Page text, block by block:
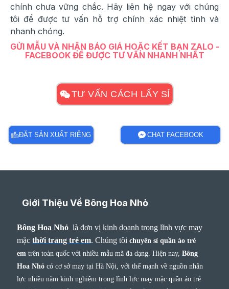
chính chưa vững chắc. Hãy liên hệ ngay với chúng
tôi để được tư vấn hỗ trợ chính xác nhiệt tình và
nhanh chóng.
GỬI MẪU VÀ NHẬN BÁO GIÁ HOẶC KẾT BẠN ZALO -
FACEBOOK ĐỂ ĐƯỢC TƯ VẤN NHANH NHẤT
TƯ VẤN CÁCH LẤY SỈ
ĐẶT SẢN XUẤT RIÊNG CHAT FACEBOOK
Giới Thiệu Về Bông Hoa Nhỏ
Bông Hoa Nhỏ là đơn vị kinh doanh trong lĩnh vực may
mặc thời trang trẻ em. Chúng tôi chuyên sỉ quần áo trẻ
em trên toàn quốc với nhiều mẫu mã đa dạng. Hiện nay, Bông
Hoa Nhỏcó cơ sở may tại Hà Nội, với thế mạnh về nguồn nhân
lực nhiều năm kinh nghiệm trong lĩnh lực may mặc quần áo trẻ